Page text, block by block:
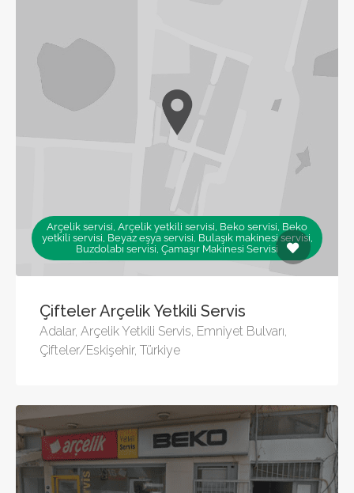
Arçelik servisi, Arçelik yetkili servisi, Beko servisi, Beko
yetkili servisi, Beyaz eşya servisi, Bulaşık makinesi servisi,
Buzdolabı servisi, Çamaşır Makinesi Servisi
Çifteler Arçelik Yetkili Servis
Adalar, Arçelik Yetkili Servis, Emniyet Bulvarı,
Çifteler/Eskişehir, Türkiye